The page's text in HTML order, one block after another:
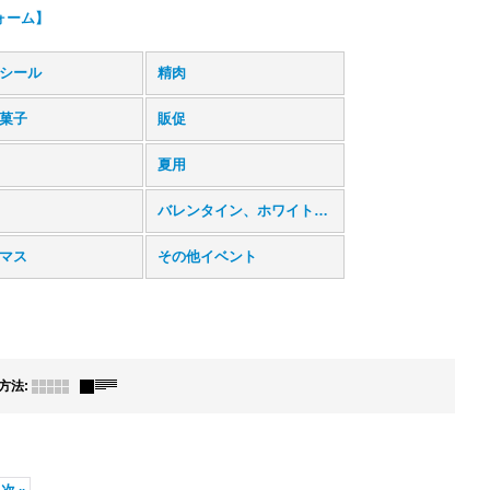
ム】
ール 精肉
子 販促
夏用
バレンタイン、ホワイトデー
ス その他イベント
法: